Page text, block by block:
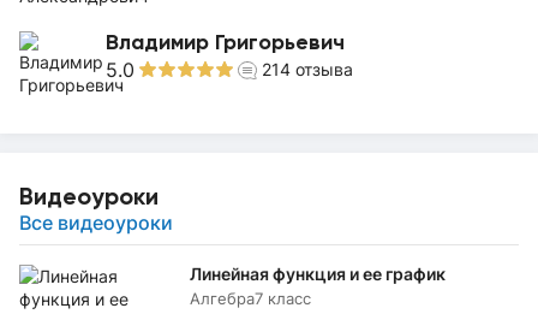
Владимир Григорьевич
5.0 214 отзыва
Видеоуроки
Все видеоуроки
Линейная функция и ее график
Алгебра7 класс